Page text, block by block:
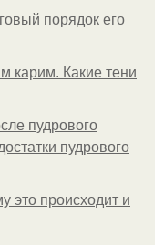
порядок его
карим. Какие тени
пудрового
пудрового
это происходит и